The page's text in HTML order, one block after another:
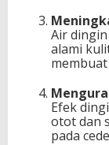
Air
alami
Efek
otot dan
pada